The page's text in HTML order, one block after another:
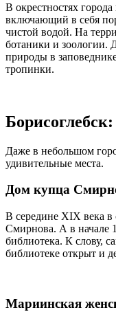
В окрестностях
включающий в себя
чистой водой. На
ботаники и зоологии.
природы в
тропинки.
Даже в небольшом
удивительные места.
Дом купца
В середине XIX века в
Смирнова. А в начале
библиотека. К слову,
библиотеке открыт и
Мариинская